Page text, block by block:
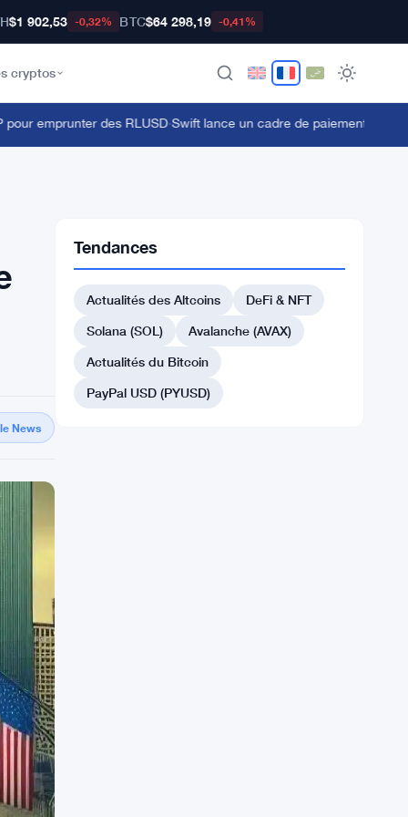
$1 902,53 -0,32% BTC$64 298,19 -0,41%
cryptos
emprunter des RLUSD·Swift lance un cadre de paiement
News
Tendances
Actualités des Altcoins
DeFi & NFT
Solana (SOL)
Avalanche (AVAX)
Actualités du Bitcoin
PayPal USD (PYUSD)